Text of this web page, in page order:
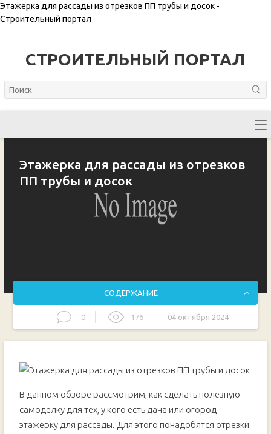
Этажерка для рассады из отрезков ПП трубы и досок -
Строительный портал
СТРОИТЕЛЬНЫЙ ПОРТАЛ
Этажерка для рассады из отрезков
ПП трубы и досок
СОДЕРЖАНИЕ
0 176 04 октября 2024
В данном обзоре рассмотрим, как сделать полезную
самоделку для тех, у кого есть дача или огород —
этажерку для рассады. Для этого понадобятся отрезки